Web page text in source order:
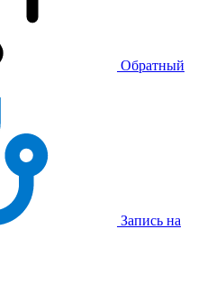
Обратный
Запись на